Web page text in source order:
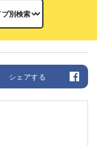
シェアする